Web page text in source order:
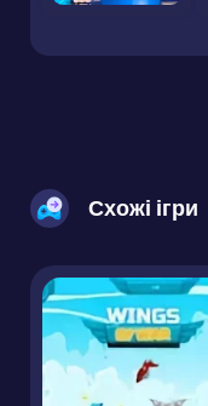
Схожі ігри